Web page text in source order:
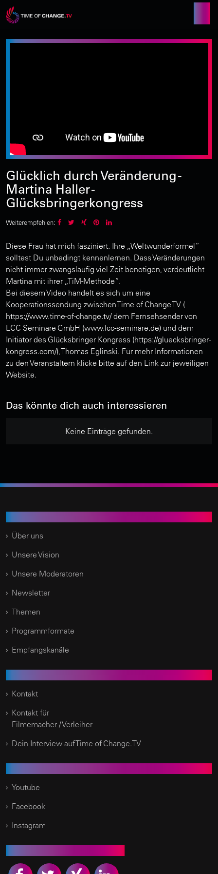
Glücklich durch Veränderung -
Martina Haller -
Glücksbringerkongress
Weiterempfehlen:
Diese Frau hat mich fasziniert. Ihre „Weltwunderformel“
solltest Du unbedingt kennenlernen. Dass Veränderungen
nicht immer zwangsläufig viel Zeit benötigen, verdeutlicht
Martina mit ihrer „TiM-Methode“.
Bei diesem Video handelt es sich um eine
Kooperationssendung zwischen Time of Change TV (
https://www.time-of-change.tv/ dem Fernsehsender von
LCC Seminare GmbH (www.lcc-seminare.de) und dem
Initiator des Glücksbringer Kongress (https://gluecksbringer-
kongress.com/), Thomas Eglinski. Für mehr Informationen
zu den Veranstaltern klicke bitte auf den Link zur jeweiligen
Website.
Das könnte dich auch interessieren
Keine Einträge gefunden.
Über uns
Unsere Vision
Unsere Moderatoren
Newsletter
Themen
Programmformate
Empfangskanäle
Kontakt
Kontakt für
Filmemacher / Verleiher
Dein Interview auf Time of Change.TV
Youtube
Facebook
Instagram